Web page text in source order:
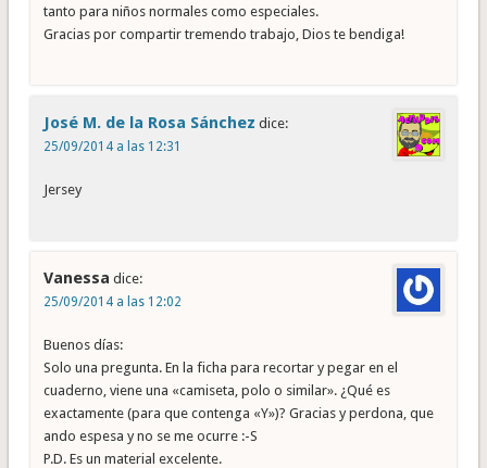
tanto para niños normales como especiales.
Gracias por compartir tremendo trabajo, Dios te bendiga!
José M. de la Rosa Sánchez dice:
25/09/2014 a las 12:31
Jersey
Vanessa dice:
25/09/2014 a las 12:02
Buenos días:
Solo una pregunta. En la ficha para recortar y pegar en el
cuaderno, viene una «camiseta, polo o similar». ¿Qué es
exactamente (para que contenga «Y»)? Gracias y perdona, que
ando espesa y no se me ocurre :-S
P.D. Es un material excelente.